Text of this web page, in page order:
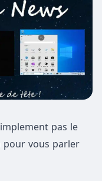
pas le
pour vous parler